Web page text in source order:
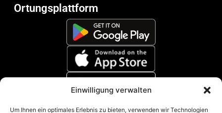
Einwilligung verwalten
Um Ihnen ein optimales Erlebnis zu bieten, verwenden wir Technologien
Ortungsplattform
Zahlungsmethoden